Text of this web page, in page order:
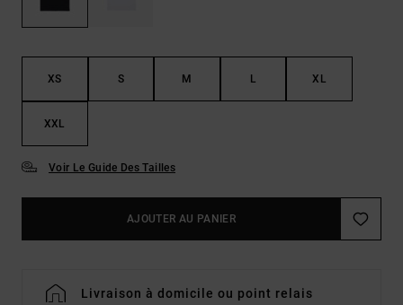
XS S M L XL
XXL
Voir Le Guide Des Tailles
AJOUTER AU PANIER
Livraison à domicile ou point relais